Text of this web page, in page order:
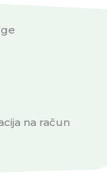
na račun